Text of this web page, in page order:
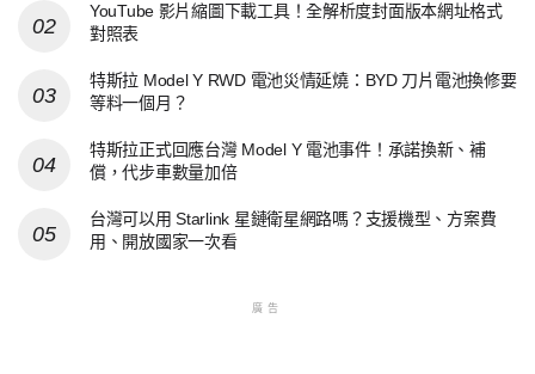
YouTube 影片縮圖下載工具！全解析度封面版本網址格式
對照表
特斯拉 Model Y RWD 電池災情延燒：BYD 刀片電池換修要
等料一個月？
特斯拉正式回應台灣 Model Y 電池事件！承諾換新、補
償，代步車數量加倍
台灣可以用 Starlink 星鏈衛星網路嗎？支援機型、方案費
用、開放國家一次看
廣告